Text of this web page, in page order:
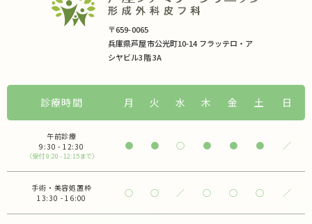
〒659-0065
兵庫県芦屋市公光町10-14 フラッテロ・ア
シヤビル3階 3A
診療時間 月 火 水 木 金 土 日
午前診療
9:30 - 12:30
（受付 9:20 - 12:15まで）
● ● ○ ● ● ● ／
手術・美容処置枠
13:30 - 16:00
○ ○ ／ ○ ○ ○ ／